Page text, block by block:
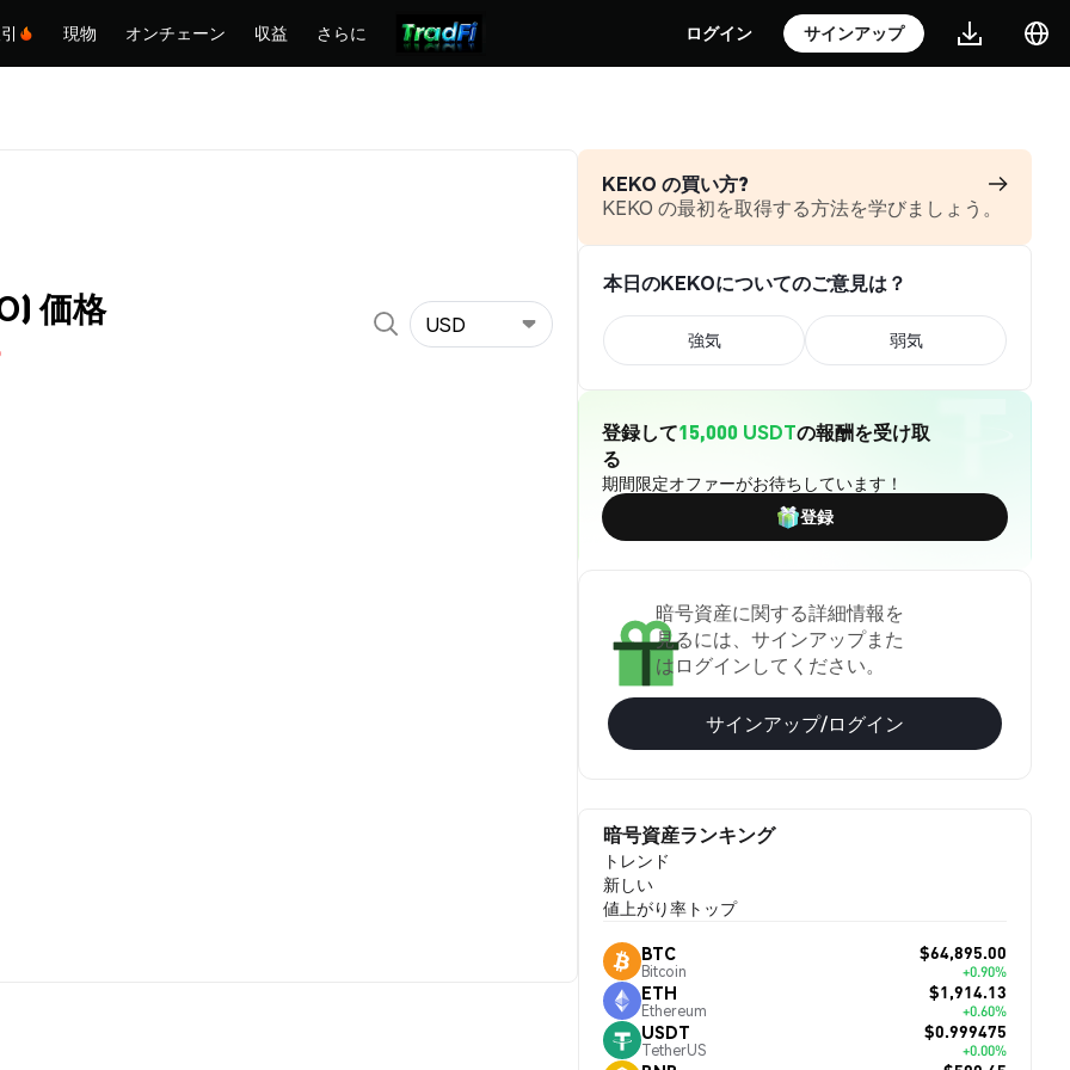
現物 オンチェーン 収益 さらに ログイン サインアップ
価格 USD
KEKO の買い方?
KEKO の最初を取得する方法を学びましょう。
本日のKEKOについてのご意見は？
強気 弱気
登録して15,000 USDTの報酬を受け取
る
期間限定オファーがお待ちしています！
登録
暗号資産に関する詳細情報を
見るには、サインアップまた
はログインしてください。
サインアップ/ログイン
暗号資産ランキング
トレンド
新しい
値上がり率トップ
BTC
Bitcoin
$64,895.00
+0.90%
ETH
Ethereum
$1,914.13
+0.60%
USDT
TetherUS
$0.999475
+0.00%